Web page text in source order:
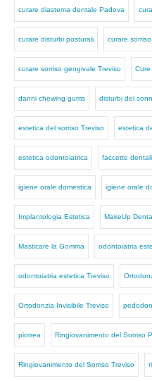
curare diastema dentale Padova
curare disturbi posturali curare
curare sorriso gengivale Treviso
danni chewing gums disturbi del
estetica del sorriso Treviso estetica
estetica odontoiatrica faccette
igiene orale domestica igiene orale
Implantologia Estetica MakeUp
Masticare la Gomma odontoiatria
odontoiatria estetica Treviso
Ortodonzia Invisibile Treviso
piorrea Ringiovanimento del Sorriso
Ringiovanimento del Sorriso Treviso